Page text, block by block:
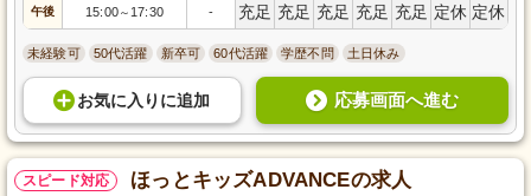
午後 15:00～ 17:30 - 充足 充足 充足 充足 充足 定休 定休
未経験可 50代活躍 新卒可 60代活躍 学歴不問 土日休み
お気に入り に追加 応募画面へ進む
スピード対応 ほっとキッズADVANCEの求人